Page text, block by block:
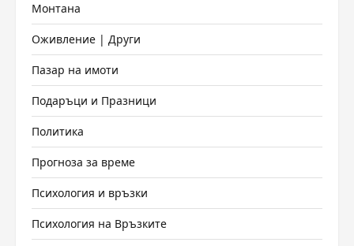
Монтана
Оживление | Други
Пазар на имоти
Подаръци и Празници
Политика
Прогноза за време
Психология и връзки
Психология на Връзките